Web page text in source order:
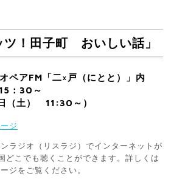
ツ！田子町 おいしい話」
ペアFM「二×戸（にとと）」内
：30～
日（土） 11:30～）
ジ
ラジオ（リスラジ）でインターネットが
どこでも聴くことができます。詳しくは
ジをご覧ください。